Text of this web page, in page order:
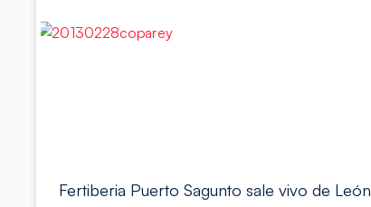
Fertiberia Puerto Sagunto sale vivo de León